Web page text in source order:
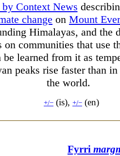
Context News
change on Mount
Himalayas, and the
on communities that use
be learned from it as
peaks rise faster than
the world.
+/− (is), +/− (en)
Fyrri